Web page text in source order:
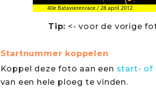
Tip: <- voor de vorige
Startnummer koppelen
Koppel deze foto aan een start- of
van een hele ploeg te vinden.